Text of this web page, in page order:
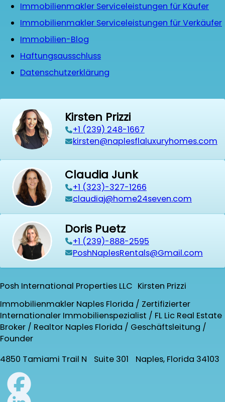
Immobilienmakler Serviceleistungen für Käufer
Immobilienmakler Serviceleistungen für Verkäufer
Immobilien-Blog
Haftungsausschluss
Datenschutzerklärung
Kirsten Prizzi
‭+1 (239) 248-1667‬
kirsten@naplesflaluxuryhomes.com
Claudia Junk
+1 (323)-327-1266
claudiaj@home24seven.com
Doris Puetz
+1 (239)-888-2595
PoshNaplesRentals@Gmail.com
Posh International Properties LLC Kirsten Prizzi
Immobilienmakler Naples Florida / Zertifizierter
Internationaler Immobilienspezialist / FL Lic Real Estate
Broker / Realtor Naples Florida / Geschäftsleitung /
Founder
4850 Tamiami Trail N Suite 301 Naples, Florida 34103